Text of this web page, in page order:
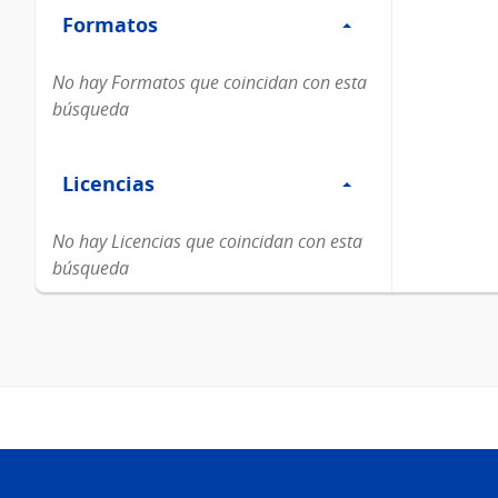
Formatos
Formatos
No hay Formatos que coincidan con esta
búsqueda
Licencias
Licencias
No hay Licencias que coincidan con esta
búsqueda